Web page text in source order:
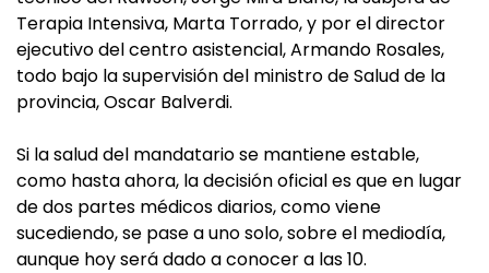
Terapia Intensiva, Marta Torrado, y por el director
ejecutivo del centro asistencial, Armando Rosales,
todo bajo la supervisión del ministro de Salud de la
provincia, Oscar Balverdi.
Si la salud del mandatario se mantiene estable,
como hasta ahora, la decisión oficial es que en lugar
de dos partes médicos diarios, como viene
sucediendo, se pase a uno solo, sobre el mediodía,
aunque hoy será dado a conocer a las 10.